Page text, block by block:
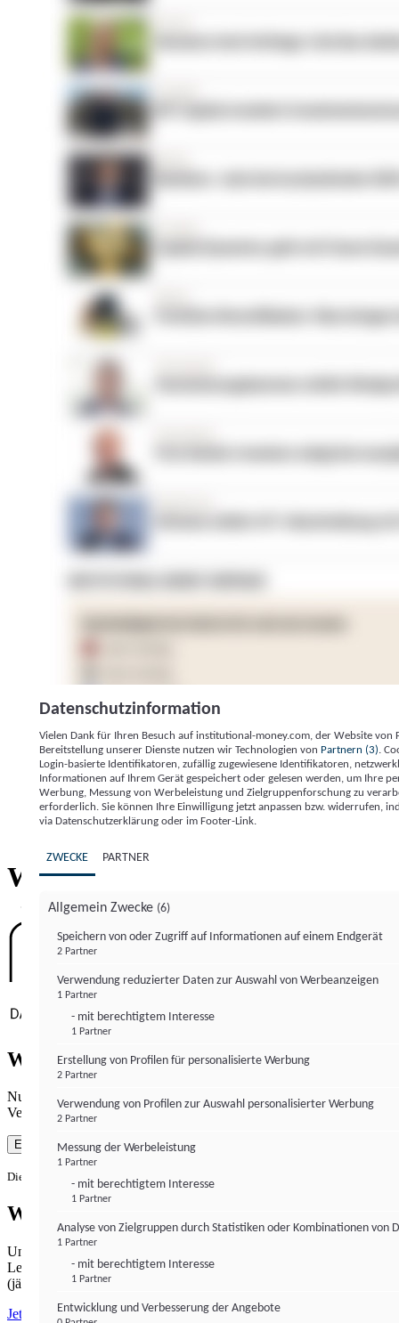
Institutional Money
ImpressumDatenschutzerklärung
Willkommen bei
Wie gewohnt mit Werbung lesen
Nutzen Sie institutional-money.com mit Ihrer Zustimmung zur
Verwendung von Cookies für Webanalyse und Werbemaßnahmen.
Einverstanden
Die Zustimmung ist jederzeit widerrufbar.
Werbefrei lesen
Unabhängiger Journalismus hat seinen Preis.
Lesen Sie institutional-money.com PUR für 33,99€ pro Monat
(jährliche Abrechnung).
Jetzt abonnieren
Datenschutzinformation
Vielen Dank für Ihren Besuch auf institutional-money.com, der Website von
Bereitstellung unserer Dienste nutzen wir Technologien von Partnern (3) .
Login-basierte Identifikatoren, zufällig zugewiesene Identifikatoren,
Informationen auf Ihrem Gerät gespeichert oder gelesen werden, um Ihre
Werbung, Messung von Werbeleistung und Zielgruppenforschung zu
erforderlich. Sie können Ihre Einwilligung jetzt anpassen bzw. widerrufen,
via Datenschutzerklärung oder im Footer-Link.
ZWECKE PARTNER
Allgemein Zwecke (6)
Speichern von oder Zugriff auf Informationen auf einem Endgerät
2 Partner
Verwendung reduzierter Daten zur Auswahl von Werbeanzeigen
1 Partner
- mit berechtigtem Interesse
1 Partner
Erstellung von Profilen für personalisierte Werbung
2 Partner
Verwendung von Profilen zur Auswahl personalisierter Werbung
2 Partner
Messung der Werbeleistung
1 Partner
- mit berechtigtem Interesse
1 Partner
Analyse von Zielgruppen durch Statistiken oder Kombinationen von
1 Partner
- mit berechtigtem Interesse
1 Partner
Entwicklung und Verbesserung der Angebote